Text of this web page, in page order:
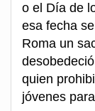
o el Día de
esa fecha
Roma un
quien
jóvenes